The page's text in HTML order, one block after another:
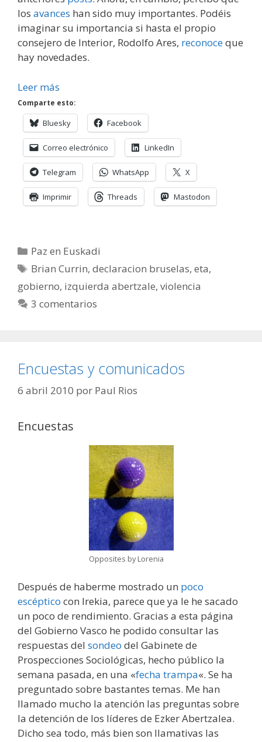
los avances han sido muy importantes. Podéis
imaginar su importancia si hasta el propio
consejero de Interior, Rodolfo Ares, reconoceque
hay novedades.
Leer más
Comparte esto:
Bluesky Facebook
Correo electrónico LinkedIn
Telegram WhatsApp X
Imprimir Threads Mastodon
Categorías
Paz en Euskadi
Etiquetas
Brian Currin,declaracion bruselas,eta,
gobierno, izquierda abertzale, violencia
3 comentarios
Encuestas y comunicados
6 abril 2010 por Paul Rios
Encuestas
Opposites by Lorenia
Después de haberme mostrado un poco
escéptico con Irekia, parece que ya le he sacado
un poco de rendimiento. Gracias a esta página
del Gobierno Vasco he podido consultar las
respuestas del sondeo del Gabinete de
Prospecciones Sociológicas, hecho público la
semana pasada, en una «fecha trampa«. Se ha
preguntado sobre bastantes temas. Me han
llamado mucho la atención las preguntas sobre
la detención de los líderes de Ezker Abertzalea.
Dicho sea todo, más bien son llamativas las